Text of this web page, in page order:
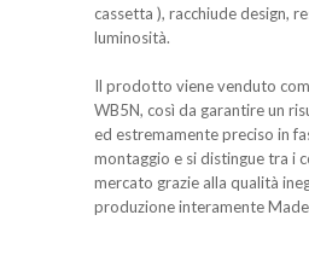
cassetta ), racchiude design,
luminosità.
Il prodotto viene venduto
WB5N, così da garantire un
ed estremamente preciso in
montaggio e si distingue tra i
mercato grazie alla qualità
produzione interamente